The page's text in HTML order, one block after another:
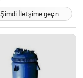
Şimdi İletişime geçin